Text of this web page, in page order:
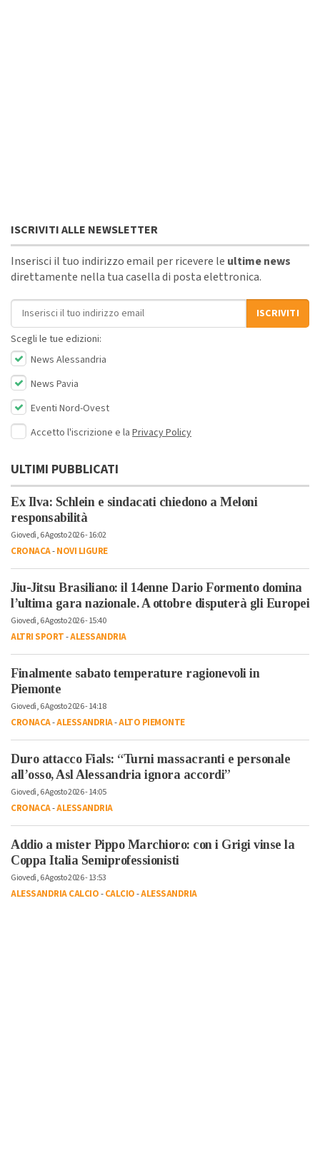
ISCRIVITI ALLE NEWSLETTER
Inserisci il tuo indirizzo email per ricevere le ultime news
direttamente nella tua casella di posta elettronica.
Indirizzo email
ISCRIVITI
Scegli le tue edizioni:
News Alessandria
News Pavia
Eventi Nord-Ovest
Accetto l'iscrizione e la Privacy Policy
ULTIMI PUBBLICATI
Ex Ilva: Schlein e sindacati chiedono a Meloni
responsabilità
Giovedì, 6 Agosto 2026 - 16:02
CRONACA-NOVI LIGURE
Jiu-Jitsu Brasiliano: il 14enne Dario Formento domina
l’ultima gara nazionale. A ottobre disputerà gli Europei
Giovedì, 6 Agosto 2026 - 15:40
ALTRI SPORT-ALESSANDRIA
Finalmente sabato temperature ragionevoli in
Piemonte
Giovedì, 6 Agosto 2026 - 14:18
CRONACA-ALESSANDRIA-ALTO PIEMONTE
Duro attacco Fials: “Turni massacranti e personale
all’osso, Asl Alessandria ignora accordi”
Giovedì, 6 Agosto 2026 - 14:05
CRONACA-ALESSANDRIA
Addio a mister Pippo Marchioro: con i Grigi vinse la
Coppa Italia Semiprofessionisti
Giovedì, 6 Agosto 2026 - 13:53
ALESSANDRIA CALCIO-CALCIO-ALESSANDRIA